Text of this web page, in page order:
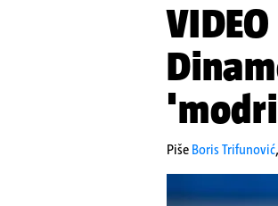
Piše Boris Trifunović,